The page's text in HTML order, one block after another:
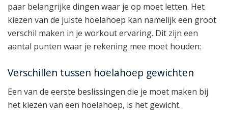
paar belangrijke dingen waar je op moet letten. Het
kiezen van de juiste hoelahoep kan namelijk een groot
verschil maken in je workout ervaring. Dit zijn een
aantal punten waar je rekening mee moet houden:
Verschillen tussen hoelahoep gewichten
Een van de eerste beslissingen die je moet maken bij
het kiezen van een hoelahoep, is het gewicht.